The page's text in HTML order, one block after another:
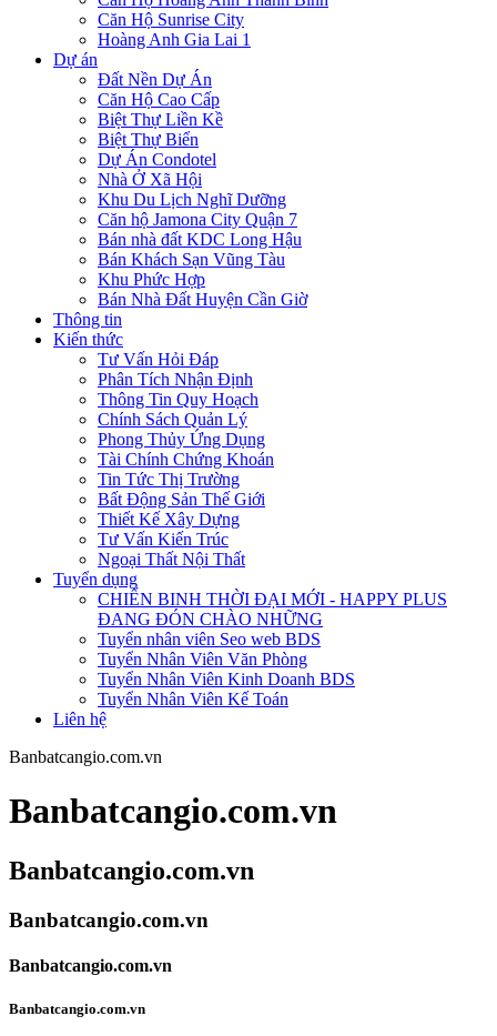
Căn Hộ Sunrise City
Hoàng Anh Gia Lai 1
Dự án
Đất Nền Dự Án
Căn Hộ Cao Cấp
Biệt Thự Liền Kề
Biệt Thự Biển
Dự Án Condotel
Nhà Ở Xã Hội
Khu Du Lịch Nghĩ Dưỡng
Căn hộ Jamona City Quận 7
Bán nhà đất KDC Long Hậu
Bán Khách Sạn Vũng Tàu
Khu Phức Hợp
Bán Nhà Đất Huyện Cần Giờ
Thông tin
Kiến thức
Tư Vấn Hỏi Đáp
Phân Tích Nhận Định
Thông Tin Quy Hoạch
Chính Sách Quản Lý
Phong Thủy Ứng Dụng
Tài Chính Chứng Khoán
Tin Tức Thị Trường
Bất Động Sản Thế Giới
Thiết Kế Xây Dựng
Tư Vấn Kiến Trúc
Ngoại Thất Nội Thất
Tuyển dụng
CHIẾN BINH THỜI ĐẠI MỚI - HAPPY PLUS
ĐANG ĐÓN CHÀO NHỮNG
Tuyển nhân viên Seo web BDS
Tuyển Nhân Viên Văn Phòng
Tuyển Nhân Viên Kinh Doanh BDS
Tuyển Nhân Viên Kế Toán
Liên hệ
Banbatcangio.com.vn
Banbatcangio.com.vn
Banbatcangio.com.vn
Banbatcangio.com.vn
Banbatcangio.com.vn
Banbatcangio.com.vn